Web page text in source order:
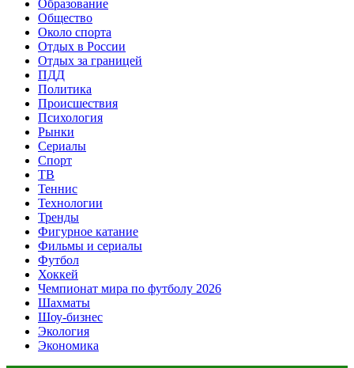
Образование
Общество
Около спорта
Отдых в России
Отдых за границей
ПДД
Политика
Происшествия
Психология
Рынки
Сериалы
Спорт
ТВ
Теннис
Технологии
Тренды
Фигурное катание
Фильмы и сериалы
Футбол
Хоккей
Чемпионат мира по футболу 2026
Шахматы
Шоу-бизнес
Экология
Экономика